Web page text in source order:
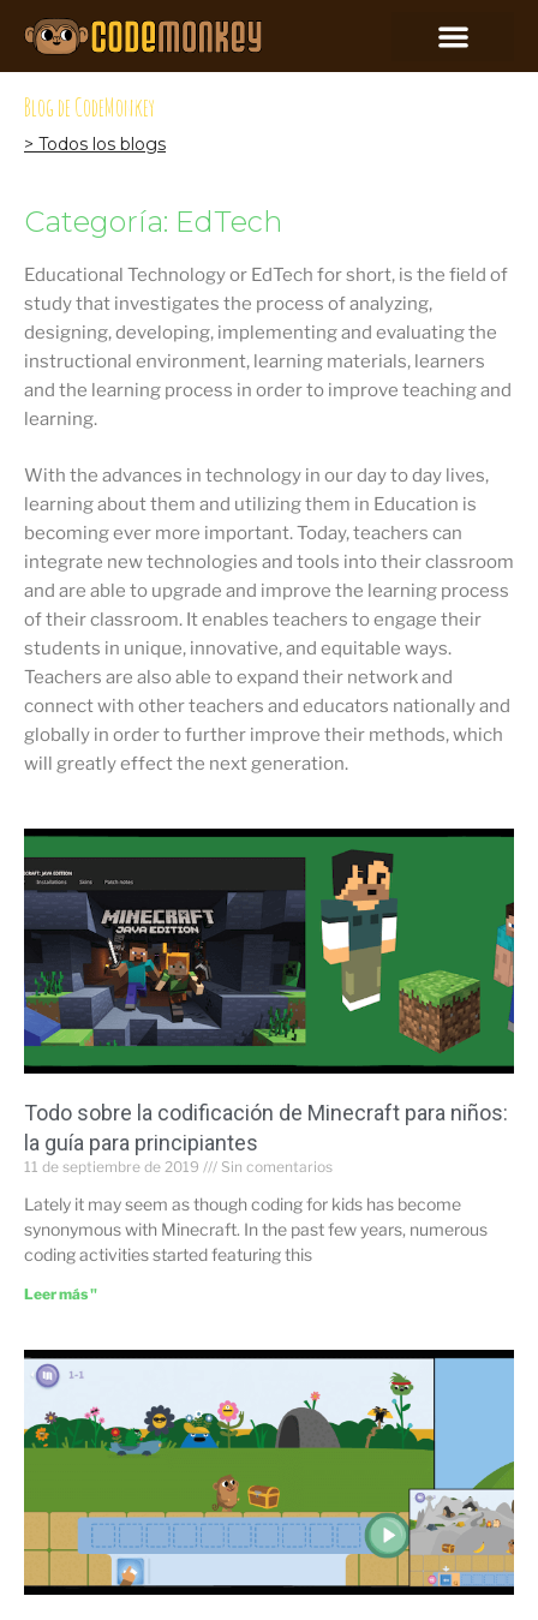
Blog de CodeMonkey
> Todos los blogs
Categoría: EdTech
Educational Technology or EdTech for short, is the field of
study that investigates the process of analyzing,
designing, developing, implementing and evaluating the
instructional environment, learning materials, learners
and the learning process in order to improve teaching and
learning.
With the advances in technology in our day to day lives,
learning about them and utilizing them in Education is
becoming ever more important. Today, teachers can
integrate new technologies and tools into their classroom
and are able to upgrade and improve the learning process
of their classroom. It enables teachers to engage their
students in unique, innovative, and equitable ways.
Teachers are also able to expand their network and
connect with other teachers and educators nationally and
globally in order to further improve their methods, which
will greatly effect the next generation.
Todo sobre la codificación de Minecraft para niños:
la guía para principiantes
11 de septiembre de 2019 Sin comentarios
Lately it may seem as though coding for kids has become
synonymous with Minecraft. In the past few years, numerous
coding activities started featuring this
Leer más "